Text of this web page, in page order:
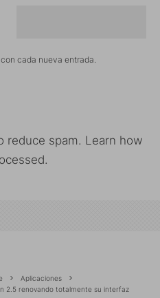
cada nueva entrada.
reduce spam. Learn how
Aplicaciones
2.5 renovando totalmente su interfaz